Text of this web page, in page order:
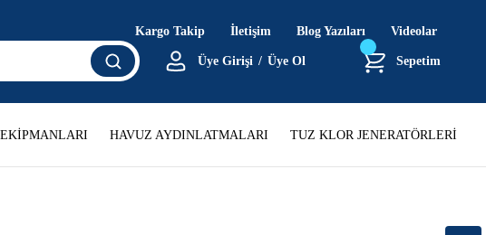
Kargo Takip İletişim Blog Yazıları Videolar
Üye Girişi / Üye Ol Sepetim
HAVUZ AYDINLATMALARI TUZ KLOR JENERATÖRLERİ